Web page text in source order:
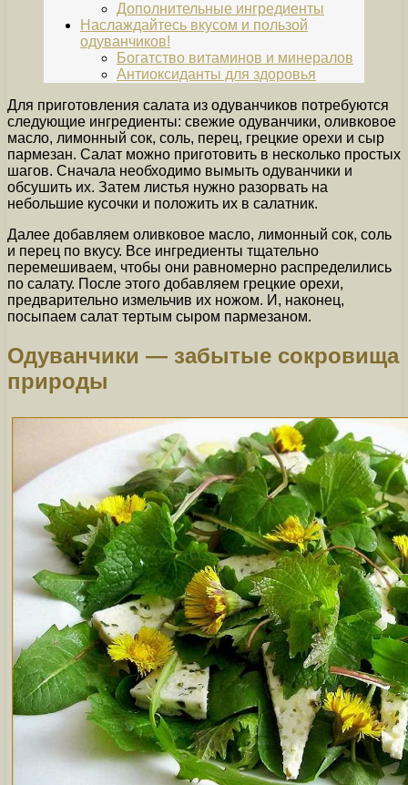
Дополнительные ингредиенты
Наслаждайтесь вкусом и пользой
одуванчиков!
Богатство витаминов и минералов
Антиоксиданты для здоровья
Для приготовления салата из одуванчиков потребуются
следующие ингредиенты: свежие одуванчики, оливковое
масло, лимонный сок, соль, перец, грецкие орехи и сыр
пармезан. Салат можно приготовить в несколько простых
шагов. Сначала необходимо вымыть одуванчики и
обсушить их. Затем листья нужно разорвать на
небольшие кусочки и положить их в салатник.
Далее добавляем оливковое масло, лимонный сок, соль
и перец по вкусу. Все ингредиенты тщательно
перемешиваем, чтобы они равномерно распределились
по салату. После этого добавляем грецкие орехи,
предварительно измельчив их ножом. И, наконец,
посыпаем салат тертым сыром пармезаном.
Одуванчики — забытые сокровища
природы